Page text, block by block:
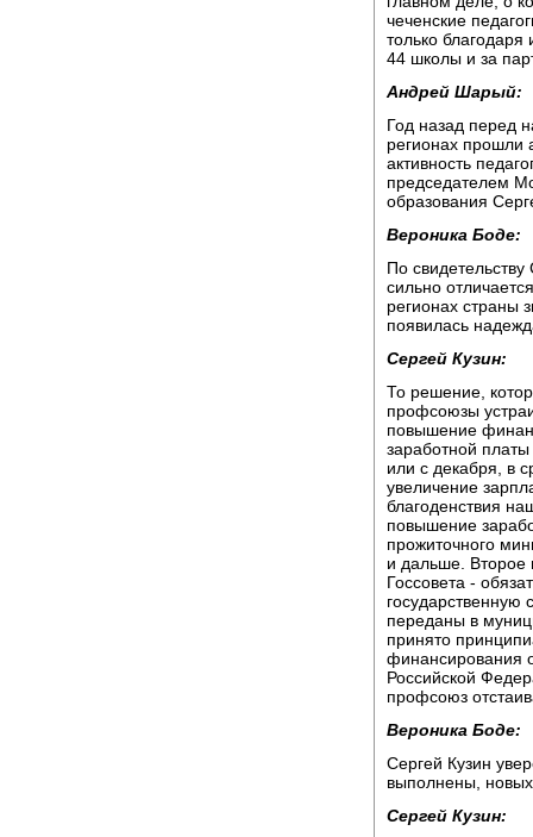
чеченские
только
44 школы и за
Андрей Шарый:
Год назад перед
регионах прошли
активность
председателем
образования
Вероника Боде:
По
сильно
регионах страны
появилась
Сергей Кузин:
То решение,
профсоюзы
повышение
заработной
или с декабря, в
увеличение
благоденствия
повышение
прожиточного
и дальше. Второе
Госсовета -
государственную
переданы в
принято
финансирования
Российской
профсоюз
Вероника Боде:
Сергей Кузин
выполнены, новых
Сергей Кузин: